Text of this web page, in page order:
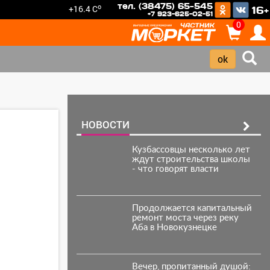
+16.4 Co тел. (38475) 65-545
+7 923-625-02-51 16+
0
НОВОСТИ
Кузбассовцы несколько лет
ждут строительства школы
- что говорят власти
Продолжается капитальный
ремонт моста через реку
Аба в Новокузнецке
Вечер, пропитанный душой: